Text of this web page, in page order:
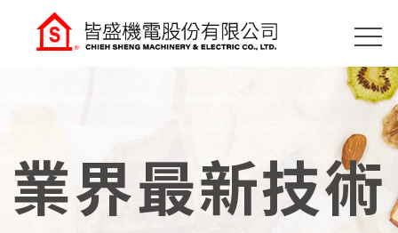
皆盛機電｜引領烘乾新
技術應用、開啟食品乾
業界最新技術